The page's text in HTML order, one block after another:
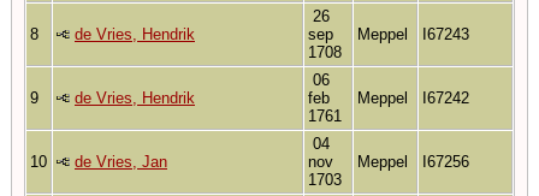
8 de Vries, Hendrik
26
sep
1708
Meppel I67243
9 de Vries, Hendrik
06
feb
1761
Meppel I67242
10 de Vries, Jan
04
nov
1703
Meppel I67256